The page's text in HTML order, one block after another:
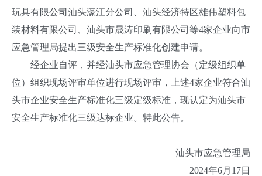
玩具有限公司汕头濠江分公司、汕头经济特区雄伟塑料包
装材料有限公司、汕头市晟涛印刷有限公司等4家企业向市
应急管理局提出三级安全生产标准化创建申请。
经企业自评，并经汕头市应急管理协会（定级组织单
位）组织现场评审单位进行现场评审，上述4家企业符合汕
头市企业安全生产标准化三级定级标准，现认定为汕头市
安全生产标准化三级达标企业。特此公告。
汕头市应急管理局
2024年6月17日